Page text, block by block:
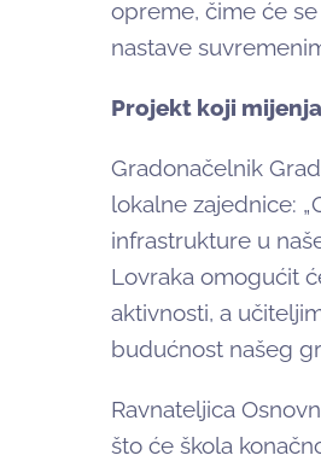
opreme, čime će
nastave
Projekt koji
Gradonačelnik
lokalne zajednice:
infrastrukture u
Lovraka omogućit
aktivnosti, a
budućnost našeg
Ravnateljica
što će škola